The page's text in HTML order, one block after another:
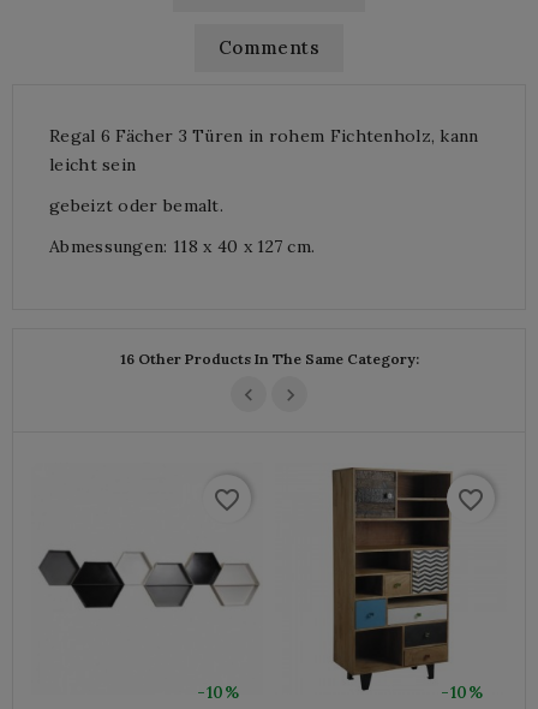
Comments
Regal 6 Fächer 3 Türen in rohem Fichtenholz, kann
leicht sein
gebeizt oder bemalt.
Abmessungen: 118 x 40 x 127 cm.
16 Other Products In The Same Category:
-10%
favorite_border
-10%
favorite_border